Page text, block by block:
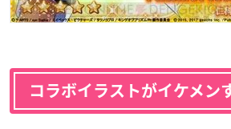
コラボイラストがイケメン